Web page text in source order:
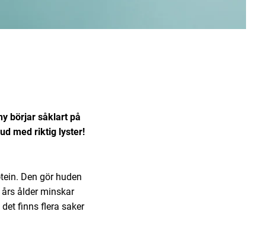
börjar såklart på
med riktig lyster!
Den gör huden
ålder minskar
finns flera saker